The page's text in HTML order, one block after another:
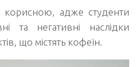
корисною, адже студенти
та негативні наслідки
що містять кофеїн.